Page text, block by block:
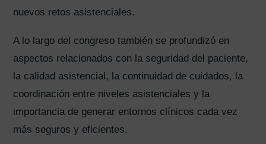
nuevos retos asistenciales.
A lo largo del congreso también se profundizó en
aspectos relacionados con la seguridad del paciente,
la calidad asistencial, la continuidad de cuidados, la
coordinación entre niveles asistenciales y la
importancia de generar entornos clínicos cada vez
más seguros y eficientes.